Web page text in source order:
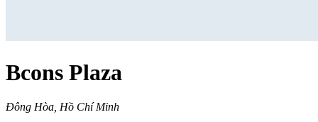
Bcons Plaza
Đông Hòa, Hồ Chí Minh